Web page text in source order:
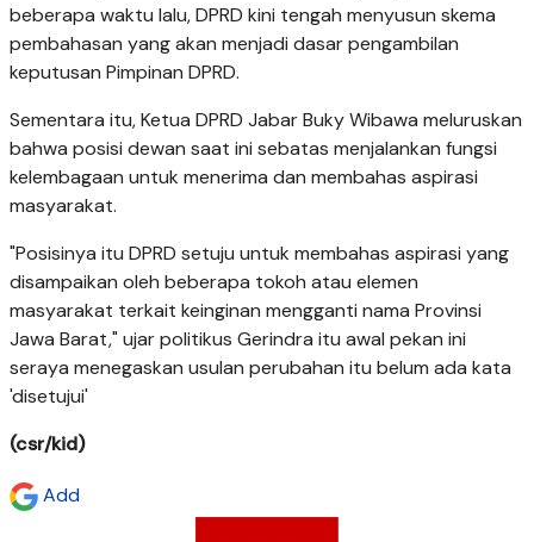
beberapa waktu lalu, DPRD kini tengah menyusun skema
pembahasan yang akan menjadi dasar pengambilan
keputusan Pimpinan DPRD.
Sementara itu, Ketua DPRD Jabar Buky Wibawa meluruskan
bahwa posisi dewan saat ini sebatas menjalankan fungsi
kelembagaan untuk menerima dan membahas aspirasi
masyarakat.
"Posisinya itu DPRD setuju untuk membahas aspirasi yang
disampaikan oleh beberapa tokoh atau elemen
masyarakat terkait keinginan mengganti nama Provinsi
Jawa Barat," ujar politikus Gerindra itu awal pekan ini
seraya menegaskan usulan perubahan itu belum ada kata
'disetujui'
(csr/kid)
Add